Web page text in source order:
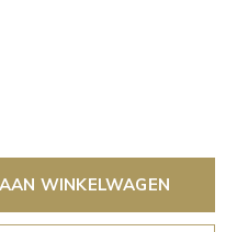
WINKELWAGEN